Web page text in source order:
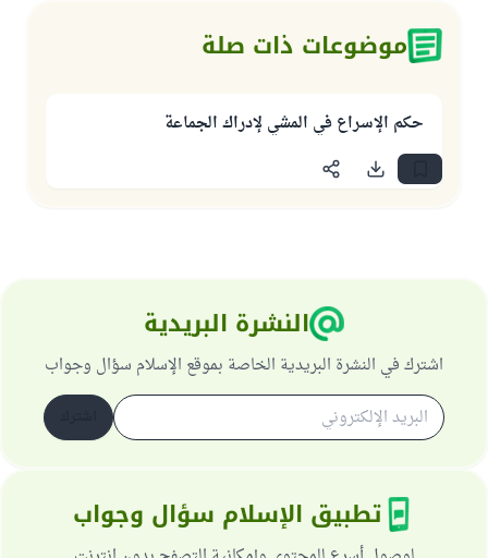
موضوعات ذات صلة
حكم الإسراع في المشي لإدراك الجماعة
النشرة البريدية
اشترك في النشرة البريدية الخاصة بموقع الإسلام سؤال وجواب
تطبيق الإسلام سؤال وجواب